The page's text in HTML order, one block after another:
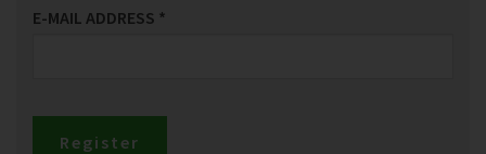
E-MAIL ADDRESS *
Register